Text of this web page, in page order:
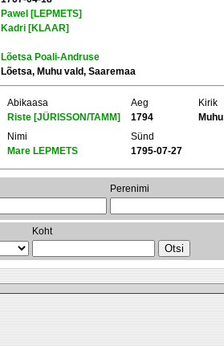
Pawel [LEPMETS]
Kadri [KLAAR]
Lõetsa Poali-Andruse
Lõetsa, Muhu vald, Saaremaa
Abikaasa Aeg
Kirik
Riste [JÜRISSON/TAMM]
1794
Muhu
Nimi
Sünd
Mare LEPMETS
1795-07-27
Perenimi
Koht